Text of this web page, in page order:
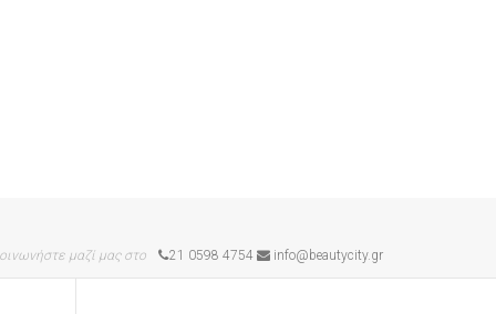
μαζί μας στο 21 0598 4754 info@beautycity.gr